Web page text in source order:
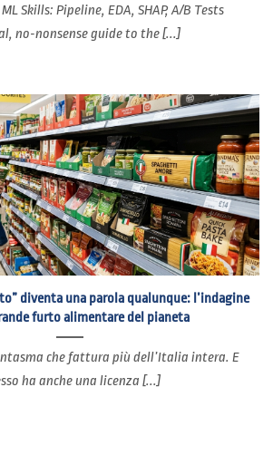
Skills: Pipeline, EDA, SHAP, A/B Tests
no-nonsense guide to the [...]
diventa una parola qualunque: l’indagine
furto alimentare del pianeta
che fattura più dell’Italia intera. E
ha anche una licenza [...]